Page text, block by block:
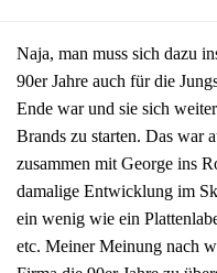
Naja, man muss sich dazu
90er Jahre auch für die
Ende war und sie sich
Brands zu starten. Das war
zusammen mit George ins
damalige Entwicklung im
ein wenig wie ein
etc. Meiner Meinung nach